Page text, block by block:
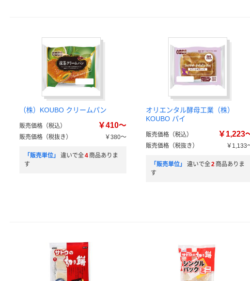
（株）KOUBO クリームパン
販売価格（税込） ￥410～
販売価格（税抜き） ￥380～
「販売単位」 違いで全4 商品ありま
す
オリエンタル酵母工業（株）
KOUBO パイ
販売価格（税込） ￥1,223
販売価格（税抜き） ￥1,133
「販売単位」 違いで全2 商品ありま
す